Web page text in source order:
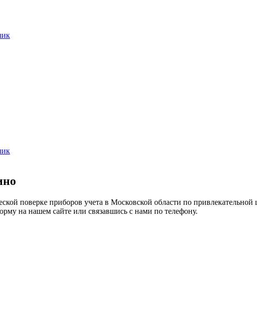
поверке приборов учета в Московской области по
на нашем сайте или связавшись с нами по телефону.